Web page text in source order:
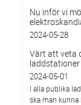
Nu inför vi
2024-05-28
Värt att veta
laddstationer
2024-05-01
I alla publika
ska man kunna